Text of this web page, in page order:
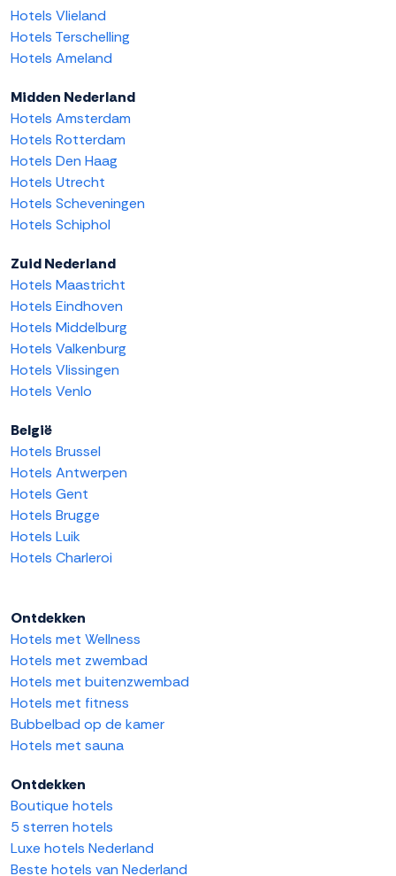
Hotels Vlieland
Hotels Terschelling
Hotels Ameland
Midden Nederland
Hotels Amsterdam
Hotels Rotterdam
Hotels Den Haag
Hotels Utrecht
Hotels Scheveningen
Hotels Schiphol
Zuid Nederland
Hotels Maastricht
Hotels Eindhoven
Hotels Middelburg
Hotels Valkenburg
Hotels Vlissingen
Hotels Venlo
België
Hotels Brussel
Hotels Antwerpen
Hotels Gent
Hotels Brugge
Hotels Luik
Hotels Charleroi
Ontdekken
Hotels met Wellness
Hotels met zwembad
Hotels met buitenzwembad
Hotels met fitness
Bubbelbad op de kamer
Hotels met sauna
Ontdekken
Boutique hotels
5 sterren hotels
Luxe hotels Nederland
Beste hotels van Nederland